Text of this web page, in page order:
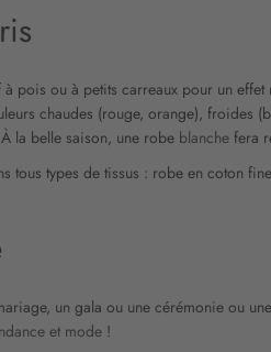
pois ou à petits carreaux pour un
chaudes (rouge, orange), froides
la belle saison, une robe blanche fera
tous types de tissus : robe en coton
un gala ou une cérémonie ou
et mode !